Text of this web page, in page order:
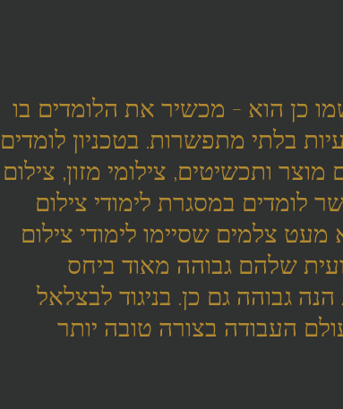
כן הוא - מכשיר את הלומדים בו
בלתי מתפשרות. בטכניון לומדים
ותכשיטים, צילומי מזון, צילום
לומדים במסגרת לימודי צילום
מעט צלמים שסיימו לימודי צילום
שלהם גבוהה מאוד ביחס
גבוהה גם כן. בניגוד לבצלאל
העבודה בצורה טובה יותר